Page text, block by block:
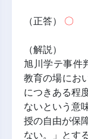
（正答） 〇
（解説）
旭川学テ事件
教育の場にお
につきある程
ないという意
授の自由が保
ない。」とす